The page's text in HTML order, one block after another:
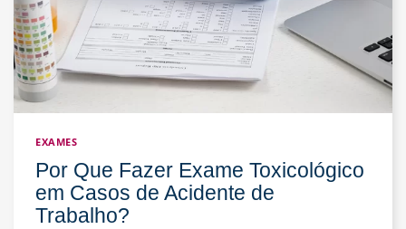
EXAMES
Por Que Fazer Exame Toxicológico
em Casos de Acidente de
Trabalho?